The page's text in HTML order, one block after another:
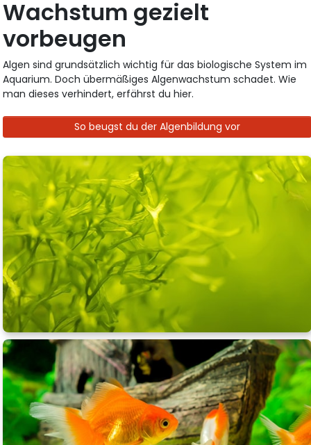
Wachstum gezielt
vorbeugen
Algen sind grundsätzlich wichtig für das biologische System im
Aquarium. Doch übermäßiges Algenwachstum schadet. Wie
man dieses verhindert, erfährst du hier.
So beugst du der Algenbildung vor